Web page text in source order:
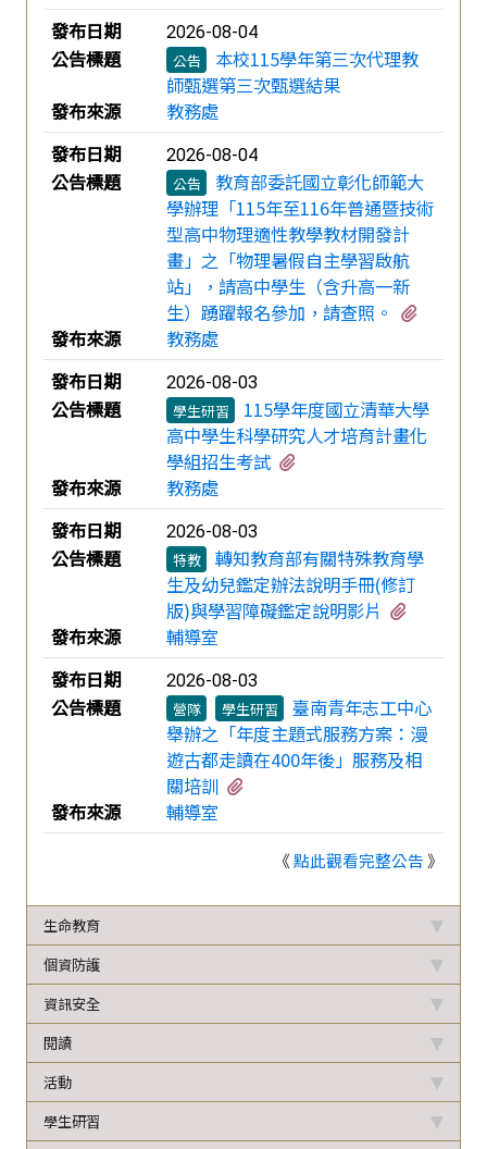
發布日期
2026-08-04
公告標題 公告
本校115學年第三次代理教
師甄選第三次甄選結果
發布來源
教務處
發布日期
2026-08-04
公告標題 公告
教育部委託國立彰化師範大
學辦理「115年至116年普通暨技術
型高中物理適性教學教材開發計
畫」之「物理暑假自主學習啟航
站」，請高中學生（含升高一新
生）踴躍報名參加，請查照。
發布來源
教務處
發布日期
2026-08-03
公告標題 學生研習
115學年度國立清華大學
高中學生科學研究人才培育計畫化
學組招生考試
發布來源
教務處
發布日期
2026-08-03
公告標題 特教
轉知教育部有關特殊教育學
生及幼兒鑑定辦法說明手冊(修訂
版)與學習障礙鑑定說明影片
發布來源
輔導室
發布日期
2026-08-03
公告標題 營隊 學生研習
臺南青年志工中心
舉辦之「年度主題式服務方案：漫
遊古都走讀在400年後」服務及相
關培訓
發布來源
輔導室
《點此觀看完整公告》
生命教育
個資防護
資訊安全
閱讀
活動
學生研習